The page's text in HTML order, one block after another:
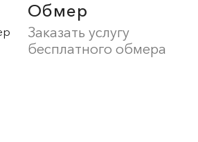
Обмер
Заказать услугу
бесплатного обмера